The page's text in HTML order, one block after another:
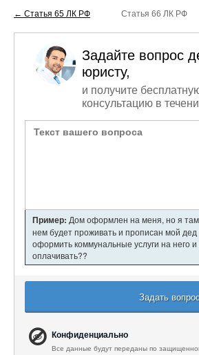
← Статья 65 ЛК РФ Статья 66 ЛК РФ
Задайте вопрос
юристу,
и получите
консультацию в
Пример: Дом оформлен на меня, но я там
нем будет проживать и прописан мой дед
оформить коммунальные услуги на него и
оплачивать??
Задать
Конфиденциально
Все данные будут переданы по